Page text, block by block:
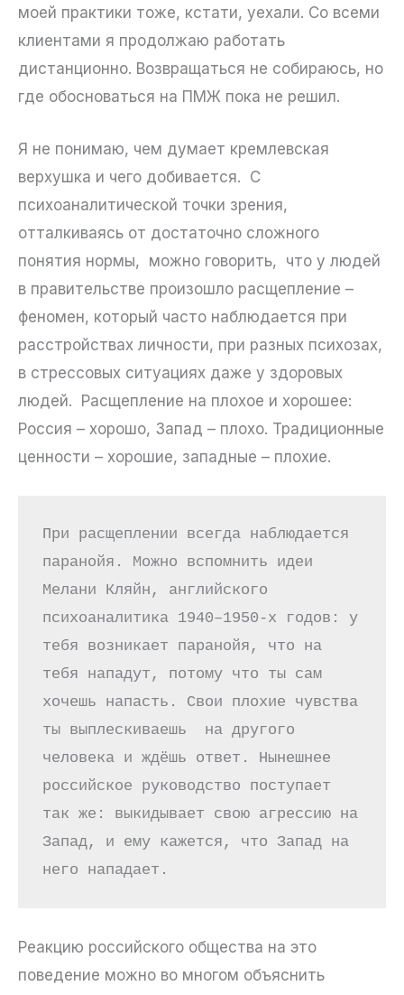
моей практики тоже, кстати, уехали. Со всеми
клиентами я продолжаю работать
дистанционно. Возвращаться не собираюсь, но
где обосноваться на ПМЖ пока не решил.
Я не понимаю, чем думает кремлевская
верхушка и чего добивается. С
психоаналитической точки зрения,
отталкиваясь от достаточно сложного
понятия нормы, можно говорить, что у людей
в правительстве произошло расщепление –
феномен, который часто наблюдается при
расстройствах личности, при разных психозах,
в стрессовых ситуациях даже у здоровых
людей. Расщепление на плохое и хорошее:
Россия – хорошо, Запад – плохо. Традиционные
ценности – хорошие, западные – плохие.
При расщеплении всегда наблюдается
паранойя. Можно вспомнить идеи
Мелани Кляйн, английского
психоаналитика 1940–1950-х годов: у
тебя возникает паранойя, что на
тебя нападут, потому что ты сам
хочешь напасть. Свои плохие чувства
ты выплескиваешь  на другого
человека и ждёшь ответ. Нынешнее
российское руководство поступает
так же: выкидывает свою агрессию на
Запад, и ему кажется, что Запад на
него нападает.
Реакцию российского общества на это
поведение можно во многом объяснить